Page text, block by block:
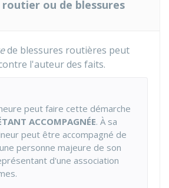
ou de blessures
de blessures routières peut
l'auteur des faits.
peut faire cette démarche
ACCOMPAGNÉE. À sa
peut être accompagné de
personne majeure de son
d'une association